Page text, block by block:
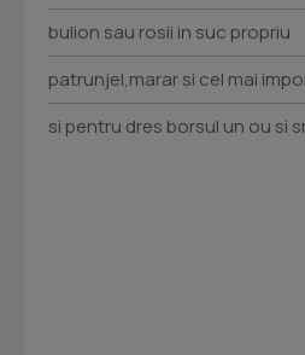
bulion sau rosii in suc propriu
patrunjel,marar si cel mai
si pentru dres borsul un ou si